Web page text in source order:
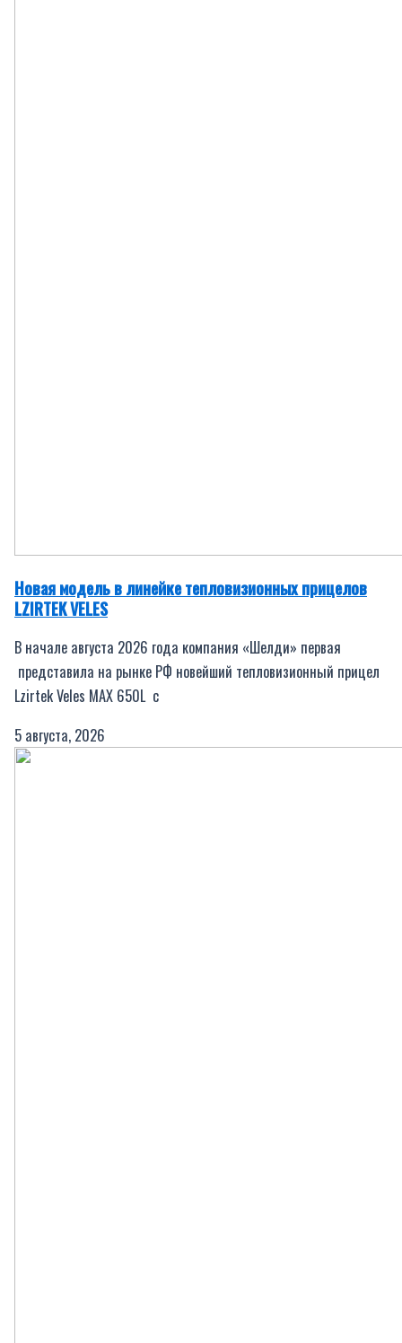
Новая модель в линейке тепловизионных прицелов
LZIRTEK VELES
В начале августа 2026 года компания «Шелди» первая
представила на рынке РФ новейший тепловизионный прицел
Lzirtek Veles MAX 650L c
5 августа, 2026